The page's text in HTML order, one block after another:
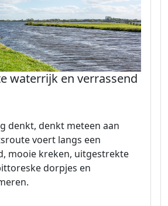
waterrijk en verrassend
denkt, denkt meteen aan
voert langs een
mooie kreken, uitgestrekte
dorpjes en